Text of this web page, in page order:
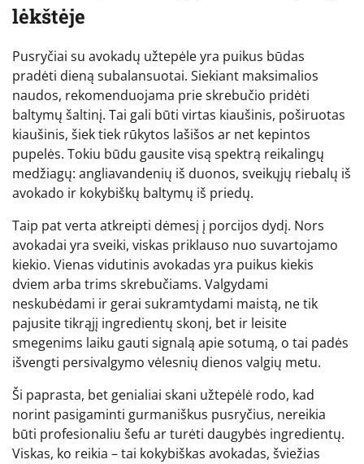
lėkštėje
Pusryčiai su avokadų užtepėle yra puikus būdas
pradėti dieną subalansuotai. Siekiant maksimalios
naudos, rekomenduojama prie skrebučio pridėti
baltymų šaltinį. Tai gali būti virtas kiaušinis, poširuotas
kiaušinis, šiek tiek rūkytos lašišos ar net kepintos
pupelės. Tokiu būdu gausite visą spektrą reikalingų
medžiagų: angliavandenių iš duonos, sveikųjų riebalų iš
avokado ir kokybiškų baltymų iš priedų.
Taip pat verta atkreipti dėmesį į porcijos dydį. Nors
avokadai yra sveiki, viskas priklauso nuo suvartojamo
kiekio. Vienas vidutinis avokadas yra puikus kiekis
dviem arba trims skrebučiams. Valgydami
neskubėdami ir gerai sukramtydami maistą, ne tik
pajusite tikrąjį ingredientų skonį, bet ir leisite
smegenims laiku gauti signalą apie sotumą, o tai padės
išvengti persivalgymo vėlesnių dienos valgių metu.
Ši paprasta, bet genialiai skani užtepėlė rodo, kad
norint pasigaminti gurmaniškus pusryčius, nereikia
būti profesionaliu šefu ar turėti daugybės ingredientų.
Viskas, ko reikia – tai kokybiškas avokadas, šviežias